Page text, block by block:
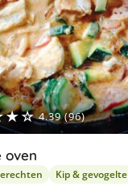
4.39 (96)
oven
Kip & gevogelte